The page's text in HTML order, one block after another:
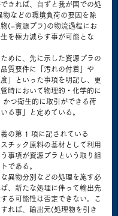
きれば、自ずと我が国での処
物などの環境負荷の要因を除
(=資源プラ)の物流過程にお
を極力減らす事が可能とな
めに、先に示した資源プラの
質要件に「汚れの付着」や
度」といった事項を明記し、更
時において物理的・化学的に
かつ衛生的に取引ができる荷
る事」と定めている。
の第 1 項に記されている
スチック原料の基材として利用
事項が資源プラという取り組
である。
異物分別などの処理を施す必
、新たな処理に伴って輸出先
る可能性は否定できない。こ
れば、輸出元(処理物を引き